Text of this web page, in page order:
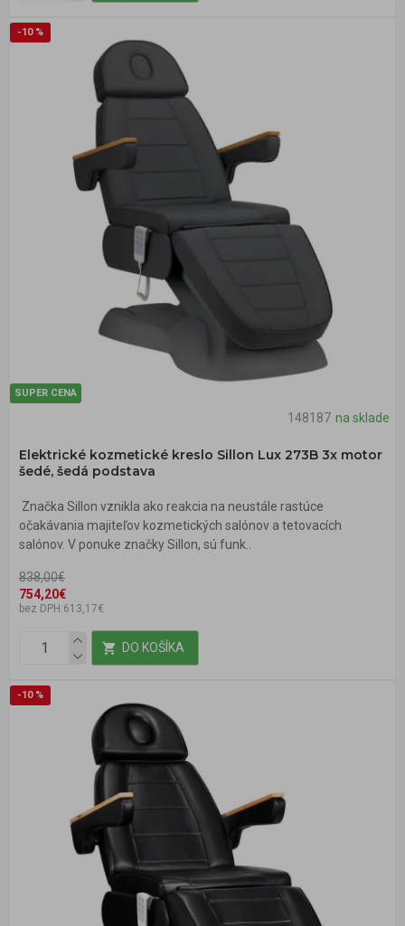
SUPER CENA
-10 %
148187 na sklade
Elektrické kozmetické kreslo Sillon Lux 273B 3x motor
šedé, šedá podstava
Značka Sillon vznikla ako reakcia na neustále rastúce
očakávania majiteľov kozmetických salónov a tetovacích
salónov. V ponuke značky Sillon, sú funk..
754,20€
838,00€
bez DPH:613,17€
DO KOŠÍKA
-10 %